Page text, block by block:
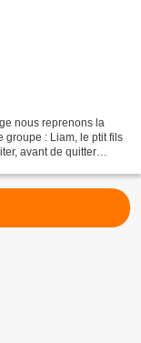
groupe : Liam, le ptit fils
avant de quitter